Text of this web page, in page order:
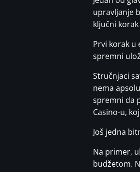
upravljanje
ključni
Prvi korak u
spremni
Stručnjaci
nema
spremni da
Casino-u,
Još jedna
Na primer,
budžetom.